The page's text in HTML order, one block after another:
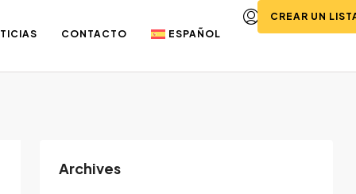
CONTACTO ESPAÑOL
CREAR UN
Archives